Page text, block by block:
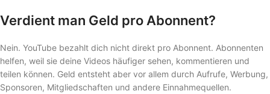
Verdient man Geld pro Abonnent?
Nein. YouTube bezahlt dich nicht direkt pro Abonnent. Abonnenten
helfen, weil sie deine Videos häufiger sehen, kommentieren und
teilen können. Geld entsteht aber vor allem durch Aufrufe, Werbung,
Sponsoren, Mitgliedschaften und andere Einnahmequellen.